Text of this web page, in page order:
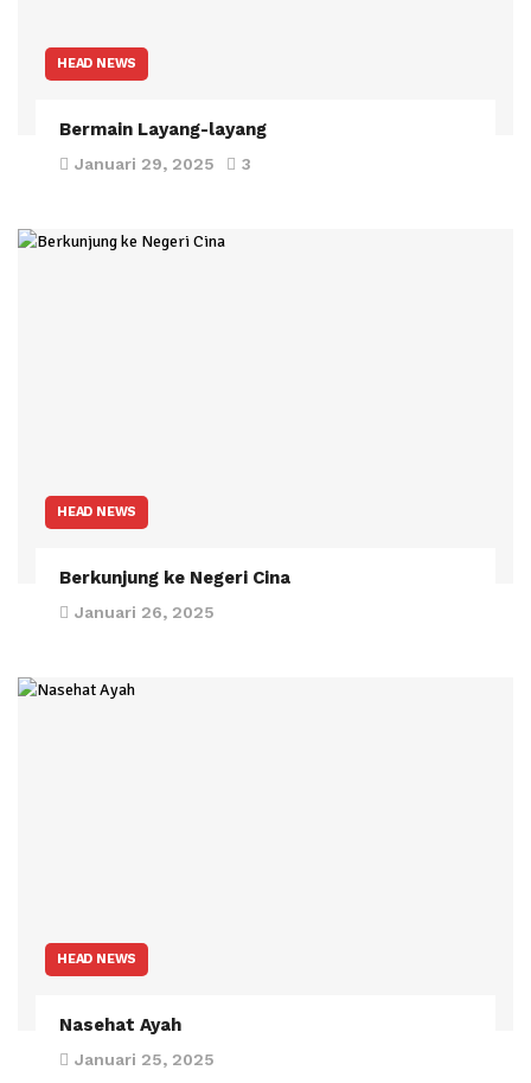
HEAD NEWS
Bermain Layang-layang
Januari 29, 2025 3
HEAD NEWS
Berkunjung ke Negeri Cina
Januari 26, 2025
HEAD NEWS
Nasehat Ayah
Januari 25, 2025